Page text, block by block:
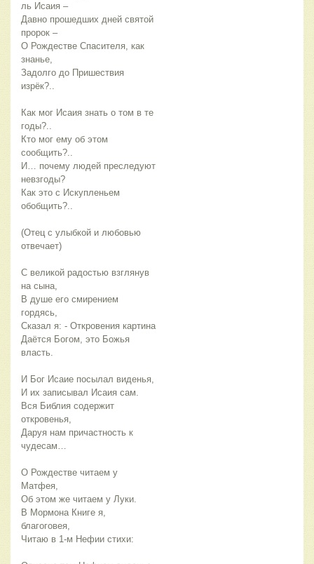
ль Исаия –
Давно прошедших дней святой
пророк –
О Рождестве Спасителя, как
знанье,
Задолго до Пришествия
изрёк?..
Как мог Исаия знать о том в те
годы?..
Кто мог ему об этом
сообщить?..
И… почему людей преследуют
невзгоды?
Как это с Искупленьем
обобщить?..
(Отец с улыбкой и любовью
отвечает)
С великой радостью взглянув
на сына,
В душе его смирением
гордясь,
Сказал я: - Откровения картина
Даётся Богом, это Божья
власть.
И Бог Исаие посылал виденья,
И их записывал Исаия сам.
Вся Библия содержит
откровенья,
Даруя нам причастность к
чудесам…
О Рождестве читаем у
Матфея,
Об этом же читаем у Луки.
В Мормона Книге я,
благоговея,
Читаю в 1-м Нефии стихи: